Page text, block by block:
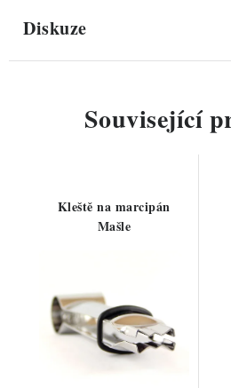
Diskuze
Související
Kleště na marcipán
Mašle